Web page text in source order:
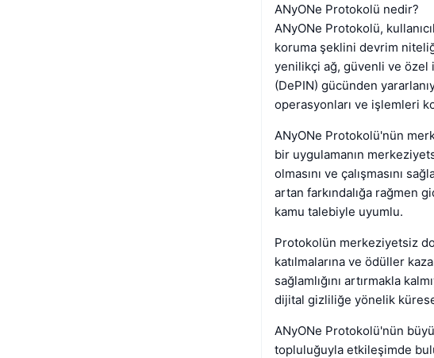
ANyONe Protokolü nedir?
ANyONe Protokolü,
koruma şeklini devrim
yenilikçi ağ, güvenli ve özel
(DePIN) gücünden
operasyonları ve işlemleri
ANyONe Protokolü'nün
bir uygulamanın
olmasını ve çalışmasını
artan farkındalığa rağmen
kamu talebiyle uyumlu.
Protokolün merkeziyetsiz
katılmalarına ve ödüller
sağlamlığını artırmakla
dijital gizliliğe yönelik
ANyONe Protokolü'nün
topluluğuyla etkileşimde